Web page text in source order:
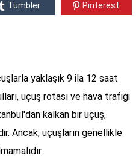
Tumbler Pinterest
yaklaşık 9 ila 12 saat
uçuş rotası ve hava trafiği
kalkan bir uçuş,
Ancak, uçuşların genellikle